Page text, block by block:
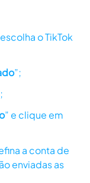
escolha o TikTok
”;
” e clique em
a conta de
enviadas as